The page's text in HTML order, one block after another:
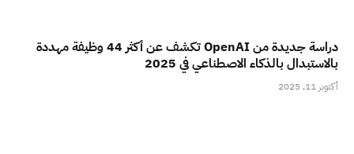
دراسة جديدة من OpenAI تكشف عن أكثر 44 وظيفة مهددة
بالاستبدال بالذكاء الاصطناعي في 2025
أكتوبر 11, 2025